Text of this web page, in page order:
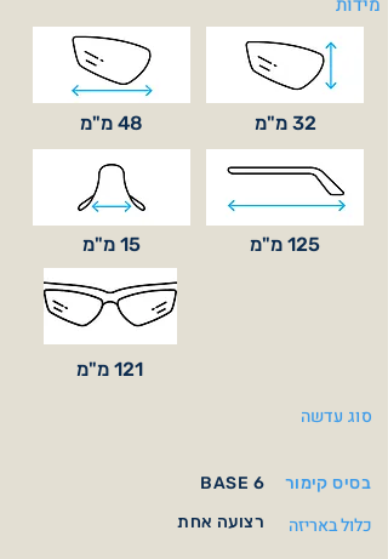
48 מ"מ 32 מ"מ
15 מ"מ 125 מ"מ
121 מ"מ
סוג עדשה
BASE 6
בסיס קימור
רצועה אחת
כלול באריזה